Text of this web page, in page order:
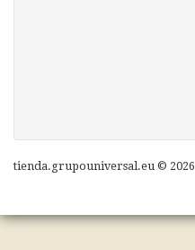
tienda.grupouniversal.eu © 2026